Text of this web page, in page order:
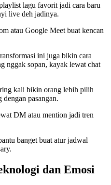
lagu favorit jadi cara baru
live deh jadinya.
atau Google Meet buat kencan
ini juga bikin cara
nggak sopan, kayak lewat chat
kali bikin orang lebih pilih
pasangan.
DM atau mention jadi tren
banget buat atur jadwal
dan Emosi